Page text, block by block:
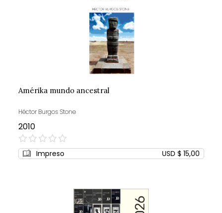
Amérika mundo ancestral
Héctor Burgos Stone
2010
0%
Impreso USD $ 15,00